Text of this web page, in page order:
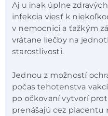
Aj u inak úplne
infekcia viesť k
v nemocnici a ťažkým
vrátane liečby na
starostlivosti.
Jednou z možností
počas tehotenstva
po očkovaní vytvorí
prenášajú cez placentu